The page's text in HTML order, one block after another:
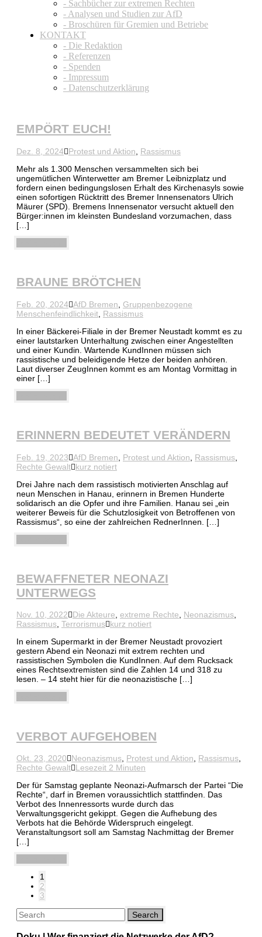
- Sachbücher zur extremen Rechten
- Analysen und Studien zur AfD
- Broschüren für Gremien und Betriebe
KONTAKT
- Die Redaktion
- Referenzen
- Spenden
- Impressum
- Datenschutzerklärung
EMPÖRT EUCH!
Dez. 8, 2024 Protest und Aktion
Rassismus
Mehr als 1.300 Menschen versammelten sich bei
ungemütlichen Winterwetter am Bremer Leibnizplatz und
fordern einen bedingungslosen Erhalt des Kirchenasyls sowie
einen sofortigen Rücktritt des Bremer Innensenators Ulrich
Mäurer (SPD). Bremens Innensenator versucht aktuell den
Bürger:innen im kleinsten Bundesland vorzumachen, dass
[…]
BRAUNE BRÖTCHEN
Feb. 20, 2024 AfD Bremen
Gruppenbezogene
Menschenfeindlichkeit Rassismus
In einer Bäckerei-Filiale in der Bremer Neustadt kommt es zu
einer lautstarken Unterhaltung zwischen einer Angestellten
und einer Kundin. Wartende KundInnen müssen sich
rassistische und beleidigende Hetze der beiden anhören.
Laut diverser ZeugInnen kommt es am Montag Vormittag in
einer […]
ERINNERN BEDEUTET VERÄNDERN
Feb. 19, 2023 AfD Bremen Protest und Aktion Rassismus
Rechte Gewalt kurz notiert
Drei Jahre nach dem rassistisch motivierten Anschlag auf
neun Menschen in Hanau, erinnern in Bremen Hunderte
solidarisch an die Opfer und ihre Familien. Hanau sei „ein
weiterer Beweis für die Schutzlosigkeit von Betroffenen von
Rassismus“, so eine der zahlreichen RednerInnen. […]
BEWAFFNETER NEONAZI
UNTERWEGS
Nov. 10, 2022 Die Akteure, extreme Rechte, Neonazismus,
Rassismus, Terrorismus kurz notiert
In einem Supermarkt in der Bremer Neustadt provoziert
gestern Abend ein Neonazi mit extrem rechten und
rassistischen Symbolen die KundInnen. Auf dem Rucksack
eines Rechtsextremisten sind die Zahlen 14 und 318 zu
lesen. – 14 steht hier für die neonazistische […]
VERBOT AUFGEHOBEN
Okt. 23, 2020 Neonazismus, Protest und Aktion, Rassismus,
Rechte Gewalt Lesezeit 2 Minuten
Der für Samstag geplante Neonazi-Aufmarsch der Partei “Die
Rechte“, darf in Bremen voraussichtlich stattfinden. Das
Verbot des Innenressorts wurde durch das
Verwaltungsgericht gekippt. Gegen die Aufhebung des
Verbots hat die Behörde Widerspruch eingelegt.
Veranstaltungsort soll am Samstag Nachmittag der Bremer
[…]
1
2
3